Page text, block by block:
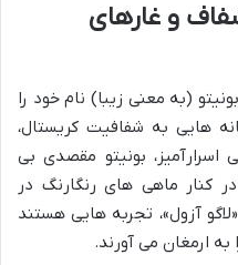
و غارهای
(به معنی زیبا) نام خود را
هایی به شفافیت کریستال،
اسرارآمیز، بونیتو مقصدی بی
کنار ماهی های رنگارنگ در
آزول»، تجربه هایی هستند
ارمغان می آورند.